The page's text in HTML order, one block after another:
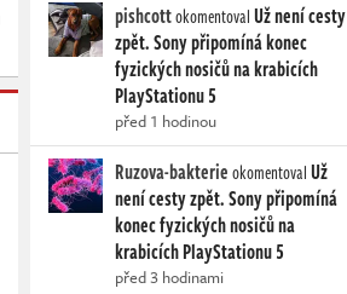
pishcottokomentovalUž není cesty
zpět. Sony připomíná konec
fyzických nosičů na krabicích
PlayStationu 5
před 1 hodinou
Ruzova-bakterieokomentovalUž
není cesty zpět. Sony připomíná
konec fyzických nosičů na
krabicích PlayStationu 5
před 3 hodinami